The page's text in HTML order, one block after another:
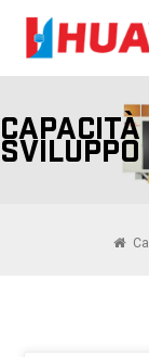
Capacità
Sviluppo